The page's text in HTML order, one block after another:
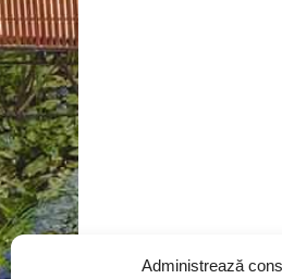
Administrează